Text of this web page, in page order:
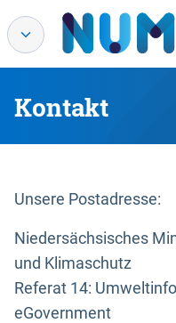
Kontakt
Unsere Postadresse:
Niedersächsisches
und Klimaschutz
Referat 14:
eGovernment